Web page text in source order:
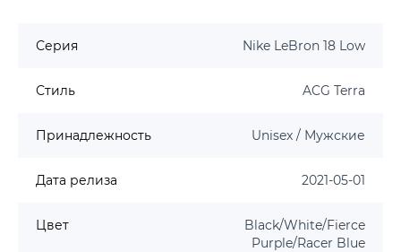
Серия Nike LeBron 18 Low
Стиль ACG Terra
Принадлежность Unisex / Мужские
Дата релиза 2021-05-01
Цвет
Black/White/Fierce
Purple/Racer Blue